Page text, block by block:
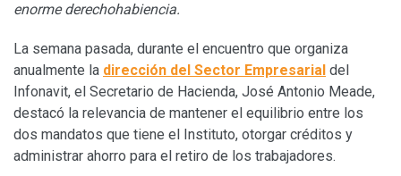
enorme derechohabiencia.
La semana pasada, durante el encuentro que organiza
anualmente la dirección del Sector Empresarial del
Infonavit, el Secretario de Hacienda, José Antonio Meade,
destacó la relevancia de mantener el equilibrio entre los
dos mandatos que tiene el Instituto, otorgar créditos y
administrar ahorro para el retiro de los trabajadores.